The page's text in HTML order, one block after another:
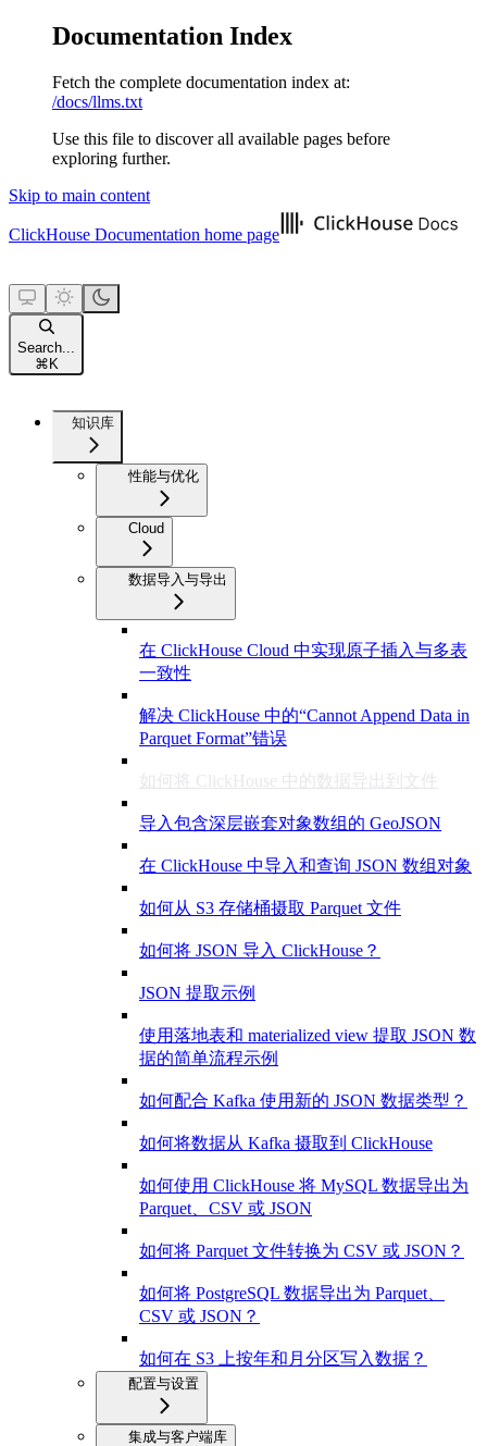
Documentation Index
Fetch the complete documentation index at:
/docs/llms.txt
Use this file to discover all available pages before
exploring further.
Skip to main content
ClickHouse Documentation home page
Search...
⌘ K
知识库
性能与优化
Cloud
数据导入与导出
在 ClickHouse Cloud 中实现原子插入与多表
一致性
解决 ClickHouse 中的“Cannot Append Data in
Parquet Format”错误
如何将 ClickHouse 中的数据导出到文件
导入包含深层嵌套对象数组的 GeoJSON
在 ClickHouse 中导入和查询 JSON 数组对象
如何从 S3 存储桶摄取 Parquet 文件
如何将 JSON 导入 ClickHouse？
JSON 提取示例
使用落地表和 materialized view 提取 JSON 数
据的简单流程示例
如何配合 Kafka 使用新的 JSON 数据类型？
如何将数据从 Kafka 摄取到 ClickHouse
如何使用 ClickHouse 将 MySQL 数据导出为
Parquet、CSV 或 JSON
如何将 Parquet 文件转换为 CSV 或 JSON？
如何将 PostgreSQL 数据导出为 Parquet、
CSV 或 JSON？
如何在 S3 上按年和月分区写入数据？
配置与设置
集成与客户端库